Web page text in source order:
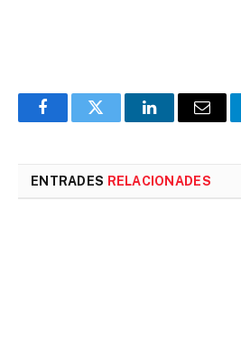
FacebookTwitter LinkedInEmail
ENTRADES RELACIONADES